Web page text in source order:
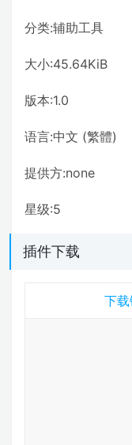
分类:辅助工具
大小:45.64KiB
版本:1.0
语言:中文 (繁體)
提供方:none
星级:5
插件下载
下